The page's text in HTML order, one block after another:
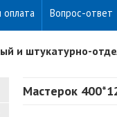
оплата Вопрос-ответ
и штукатурно-
Мастерок